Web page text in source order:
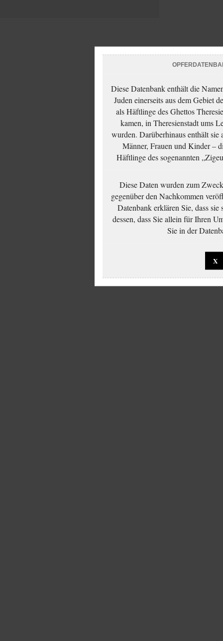
Diese Datenbank enthält die
Juden einerseits aus dem Gebiet
als Häftlinge des Ghettos
kamen, in Theresienstadt ums
wurden. Darüberhinaus enthält
Männer, Frauen und Kinder –
Häftlinge des sogenannten
Diese Daten wurden zum
gegenüber den Nachkommen
Datenbank erklären Sie, dass sie
dessen, dass Sie allein für Ihren
Sie in der
X